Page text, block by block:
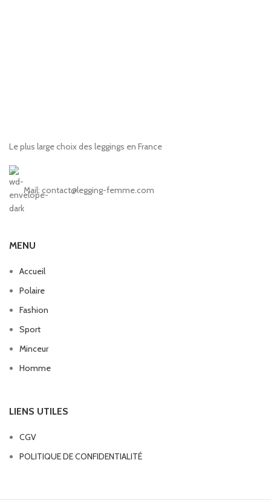
Le plus large choix des leggings en France
Mail: contact@legging-femme.com
MENU
Accueil
Polaire
Fashion
Sport
Minceur
Homme
LIENS UTILES
CGV
POLITIQUE DE CONFIDENTIALITÉ